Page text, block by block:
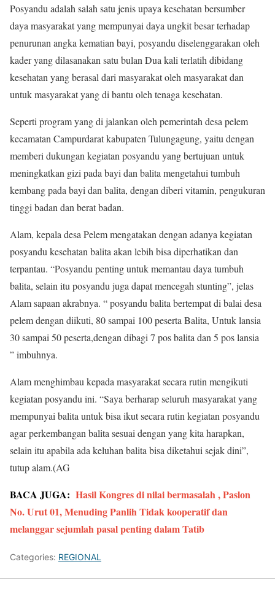
Posyandu adalah salah satu jenis upaya kesehatan bersumber
daya masyarakat yang mempunyai daya ungkit besar terhadap
penurunan angka kematian bayi, posyandu diselenggarakan oleh
kader yang dilasanakan satu bulan Dua kali terlatih dibidang
kesehatan yang berasal dari masyarakat oleh masyarakat dan
untuk masyarakat yang di bantu oleh tenaga kesehatan.
Seperti program yang di jalankan oleh pemerintah desa pelem
kecamatan Campurdarat kabupaten Tulungagung, yaitu dengan
memberi dukungan kegiatan posyandu yang bertujuan untuk
meningkatkan gizi pada bayi dan balita mengetahui tumbuh
kembang pada bayi dan balita, dengan diberi vitamin, pengukuran
tinggi badan dan berat badan.
Alam, kepala desa Pelem mengatakan dengan adanya kegiatan
posyandu kesehatan balita akan lebih bisa diperhatikan dan
terpantau. “Posyandu penting untuk memantau daya tumbuh
balita, selain itu posyandu juga dapat mencegah stunting”, jelas
Alam sapaan akrabnya. “ posyandu balita bertempat di balai desa
pelem dengan diikuti, 80 sampai 100 peserta Balita, Untuk lansia
30 sampai 50 peserta,dengan dibagi 7 pos balita dan 5 pos lansia
” imbuhnya.
Alam menghimbau kepada masyarakat secara rutin mengikuti
kegiatan posyandu ini. “Saya berharap seluruh masyarakat yang
mempunyai balita untuk bisa ikut secara rutin kegiatan posyandu
agar perkembangan balita sesuai dengan yang kita harapkan,
selain itu apabila ada keluhan balita bisa diketahui sejak dini”,
tutup alam.(AG
BACA JUGA: Hasil Kongres di nilai bermasalah , Paslon
No. Urut 01, Menuding Panlih Tidak kooperatif dan
melanggar sejumlah pasal penting dalam Tatib
Categories: REGIONAL